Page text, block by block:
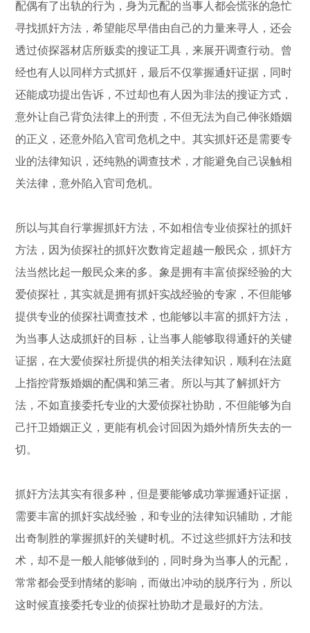
配偶有了出轨的行为，身为元配的当事人都会慌张的急忙
寻找抓奸方法，希望能尽早借由自己的力量来寻人，还会
透过侦探器材店所贩卖的搜证工具，来展开调查行动。曾
经也有人以同样方式抓奸，最后不仅掌握通奸证据，同时
还能成功提出告诉，不过却也有人因为非法的搜证方式，
意外让自己背负法律上的刑责，不但无法为自己伸张婚姻
的正义，还意外陷入官司危机之中。其实抓奸还是需要专
业的法律知识，还纯熟的调查技术，才能避免自己误触相
关法律，意外陷入官司危机。
所以与其自行掌握抓奸方法，不如相信专业侦探社的抓奸
方法，因为侦探社的抓奸次数肯定超越一般民众，抓奸方
法当然比起一般民众来的多。象是拥有丰富侦探经验的大
爱侦探社，其实就是拥有抓奸实战经验的专家，不但能够
提供专业的侦探社调查技术，也能够以丰富的抓奸方法，
为当事人达成抓奸的目标，让当事人能够取得通奸的关键
证据，在大爱侦探社所提供的相关法律知识，顺利在法庭
上指控背叛婚姻的配偶和第三者。所以与其了解抓奸方
法，不如直接委托专业的大爱侦探社协助，不但能够为自
己扞卫婚姻正义，更能有机会讨回因为婚外情所失去的一
切。
抓奸方法其实有很多种，但是要能够成功掌握通奸证据，
需要丰富的抓奸实战经验，和专业的法律知识辅助，才能
出奇制胜的掌握抓奸的关键时机。不过这些抓奸方法和技
术，却不是一般人能够做到的，同时身为当事人的元配，
常常都会受到情绪的影响，而做出冲动的脱序行为，所以
这时候直接委托专业的侦探社协助才是最好的方法。